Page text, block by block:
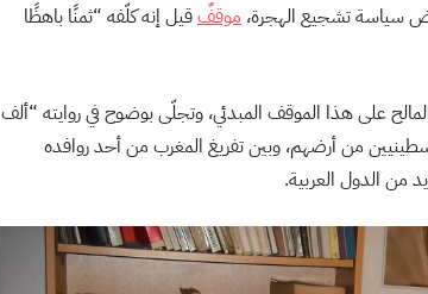
سياسة تشجيع الهجرة، موقفٌقيل إنه كلّفه “ثمنًا باهظًا
على هذا الموقف المبدئي، وتجلّى بوضوح في روايته “ألف
من أرضهم، وبين تفريغ المغرب من أحد روافده
من الدول العربية.